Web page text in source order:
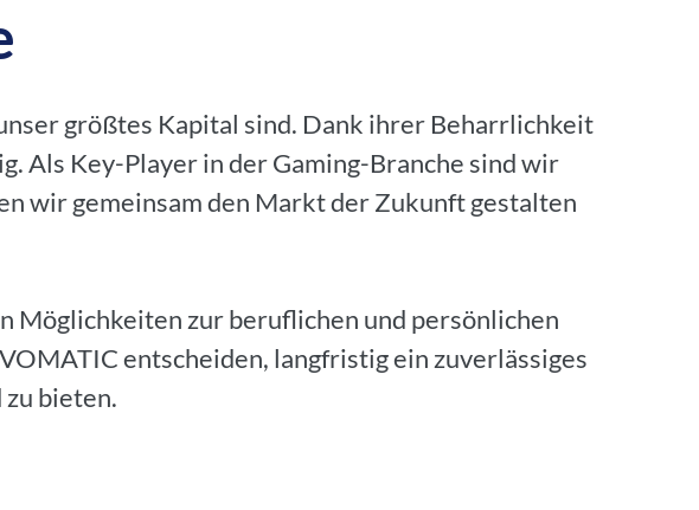
größtes Kapital sind. Dank ihrer Beharrlichkeit
Als Key-Player in der Gaming-Branche sind wir
wir gemeinsam den Markt der Zukunft gestalten
zur beruflichen und persönlichen
entscheiden, langfristig ein zuverlässiges
bieten.